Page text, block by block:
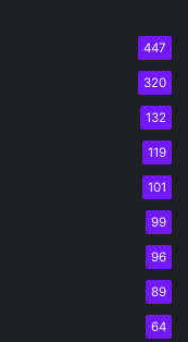
447
320
132
119
101
99
96
89
64